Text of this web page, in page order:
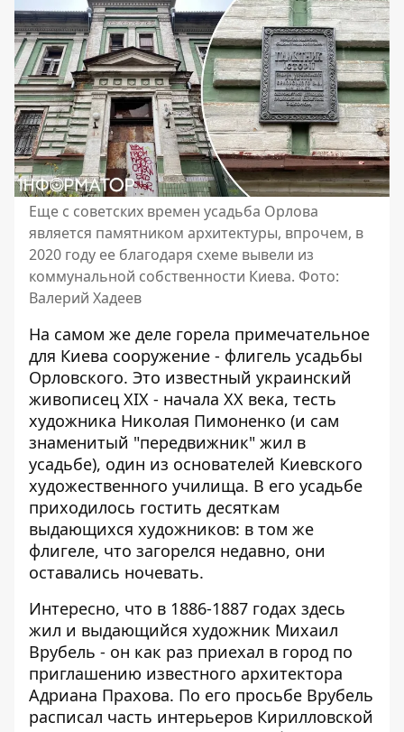
Еще с советских времен усадьба Орлова
является памятником архитектуры, впрочем, в
2020 году ее благодаря схеме вывели из
коммунальной собственности Киева. Фото:
Валерий Хадеев
На самом же деле горела примечательное
для Киева сооружение - флигель усадьбы
Орловского. Это известный украинский
живописец ХІХ - начала ХХ века, тесть
художника Николая Пимоненко (и сам
знаменитый "передвижник" жил в
усадьбе), один из основателей Киевского
художественного училища. В его усадьбе
приходилось гостить десяткам
выдающихся художников: в том же
флигеле, что загорелся недавно, они
оставались ночевать.
Интересно, что в 1886-1887 годах здесь
жил и выдающийся художник Михаил
Врубель - он как раз приехал в город по
приглашению известного архитектора
Адриана Прахова. По его просьбе Врубель
расписал часть интерьеров Кирилловской